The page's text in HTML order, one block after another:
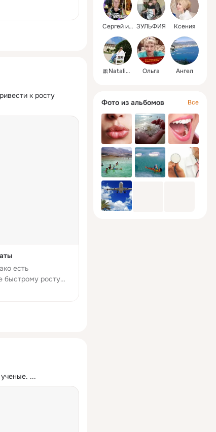
к росту
есть
быстрому росту
...
Сергей и Ирина ЗУЛЬФИЯ Ксения
🎀Natali🎀👣 Ольга Ангел
Фото из альбомов Все